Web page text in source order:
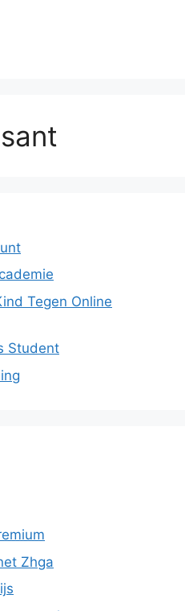
Tegen Online
Student
Zhga